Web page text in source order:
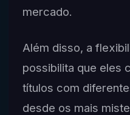
mercado.
Além disso, a
possibilita que eles
títulos com
desde os mais